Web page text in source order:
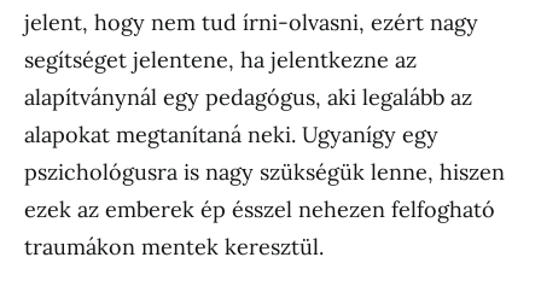
jelent, hogy nem tud írni-olvasni, ezért nagy
segítséget jelentene, ha jelentkezne az
alapítványnál egy pedagógus, aki legalább az
alapokat megtanítaná neki. Ugyanígy egy
pszichológusra is nagy szükségük lenne, hiszen
ezek az emberek ép ésszel nehezen felfogható
traumákon mentek keresztül.